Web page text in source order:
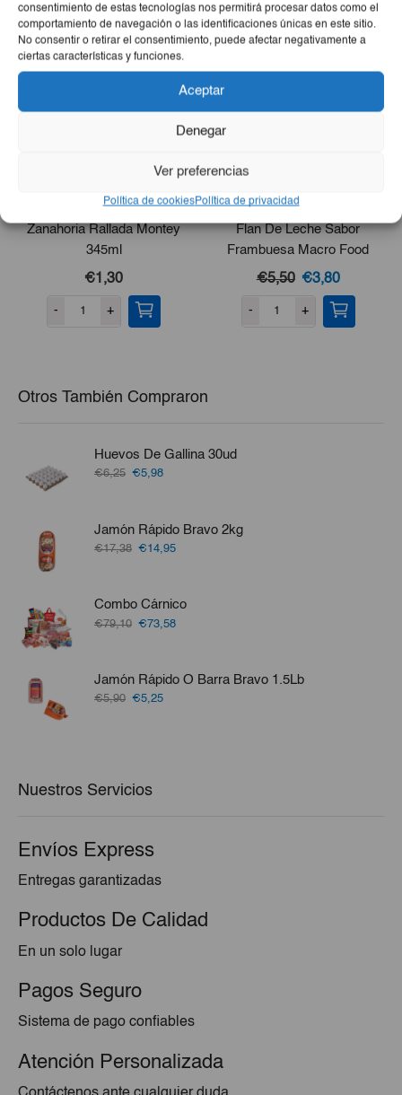
consentimiento de estas tecnologías nos permitirá procesar datos como el
comportamiento de navegación o las identificaciones únicas en este sitio.
No consentir o retirar el consentimiento, puede afectar negativamente a
ciertas características y funciones.
Aceptar
Denegar
Ver preferencias
Política de cookiesPolítica de privacidad
Productos Relacionados
Zanahoria Rallada Montey
345ml
€1,30
- +
Flan De Leche Sabor
Frambuesa Macro Food
1kg
€5,50 El
precio
original
€3,80El
precio
actual
- +
Otros También Compraron
Huevos De Gallina 30ud
€6,25 El
€6,25.
€5,98El
€5,98.
Jamón Rápido Bravo 2kg
€17,38 El
era:
€17,38.
€14,95El
€14,95.
Combo Cárnico
€79,10 El
era:
€79,10.
€73,58El
es:
€73,58.
Jamón Rápido O Barra Bravo 1.5Lb
€5,90 El
€5,25El
Nuestros Servicios
Envíos Express
Entregas garantizadas
Productos De Calidad
En un solo lugar
Pagos Seguro
Sistema de pago confiables
Atención Personalizada